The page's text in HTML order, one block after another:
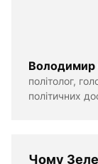
Володимир
політолог,
політичних
Чому